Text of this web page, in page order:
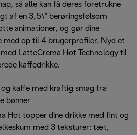
så alle kan få deres foretrukne
af en 3,5\" berøringsfølsom
animationer, og gør dine
med op til 4 brugerprofiler. Nyd et
LatteCrema Hot Technology til
kaffedrikke.
og kaffe med kraftig smag fra
bønner
Hot topper dine drikke med fint og
med 3 teksturer: tæt,